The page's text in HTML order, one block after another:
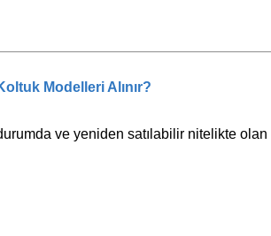
Modelleri Alınır?
ve yeniden satılabilir nitelikte olan